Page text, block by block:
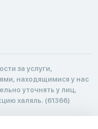
за услуги,
находящимися у нас
уточнять у лиц,
халяль. (61366)